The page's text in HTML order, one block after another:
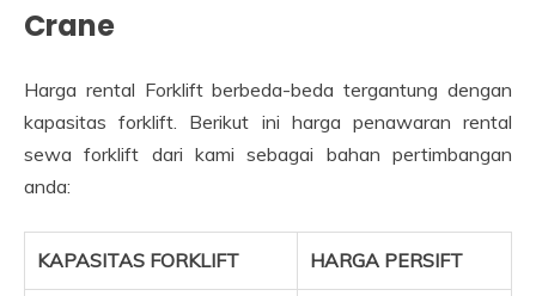
Crane
Harga rental Forklift berbeda-beda tergantung dengan
kapasitas forklift. Berikut ini harga penawaran rental
sewa forklift dari kami sebagai bahan pertimbangan
anda:
KAPASITAS FORKLIFT HARGA PERSIFT